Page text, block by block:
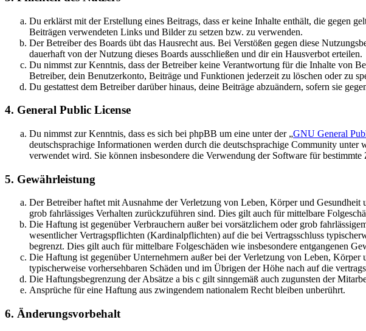
Du erklärst mit der Erstellung eines Beitrags, dass er keine Inhalte enthält, die gegen
Beiträgen verwendeten Links und Bilder zu setzen bzw. zu verwenden.
Der Betreiber des Boards übt das Hausrecht aus. Bei Verstößen gegen diese
dauerhaft von der Nutzung dieses Boards ausschließen und dir ein Hausverbot erteilen.
Du nimmst zur Kenntnis, dass der Betreiber keine Verantwortung für die Inhalte von
Betreiber, dein Benutzerkonto, Beiträge und Funktionen jederzeit zu löschen oder zu
Du gestattest dem Betreiber darüber hinaus, deine Beiträge abzuändern, sofern sie
4. General Public License
Du nimmst zur Kenntnis, dass es sich bei phpBB um eine unter der „GNU General
deutschsprachige Informationen werden durch die deutschsprachige Community
verwendet wird. Sie können insbesondere die Verwendung der Software für
5. Gewährleistung
Der Betreiber haftet mit Ausnahme der Verletzung von Leben, Körper und
grob fahrlässiges Verhalten zurückzuführen sind. Dies gilt auch für mittelbare
Die Haftung ist gegenüber Verbrauchern außer bei vorsätzlichem oder grob
wesentlicher Vertragspflichten (Kardinalpflichten) auf die bei Vertragsschluss
begrenzt. Dies gilt auch für mittelbare Folgeschäden wie insbesondere entgangenen
Die Haftung ist gegenüber Unternehmern außer bei der Verletzung von Leben,
typischerweise vorhersehbaren Schäden und im Übrigen der Höhe nach auf die
Die Haftungsbegrenzung der Absätze a bis c gilt sinngemäß auch zugunsten der
Ansprüche für eine Haftung aus zwingendem nationalem Recht bleiben unberührt.
6. Änderungsvorbehalt